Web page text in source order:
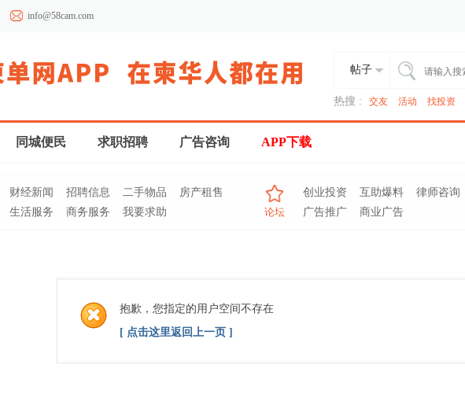
info@58cam.com
帖子
热搜 : 交友 活动 找投资
同城便民 求职招聘 广告咨询 APP下载
财经新闻 招聘信息 二手物品
房产租售
生活服务 商务服务 我要求助 论坛
创业投资 互助爆料
律师咨询
广告推广
商业广告
抱歉，您指定的用户空间不存在
[ 点击这里返回上一页 ]